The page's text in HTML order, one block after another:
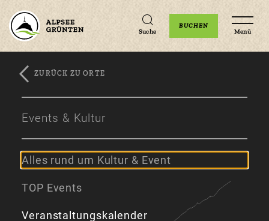
Zum
Zur
Zum
Suche
BUCHEN
Menü
ZURÜCK ZU ORTE
Events & Kultur
Alles rund um Kultur & Event
TOP Events
Veranstaltungskalender
Unterkünfte Veranstaltungen